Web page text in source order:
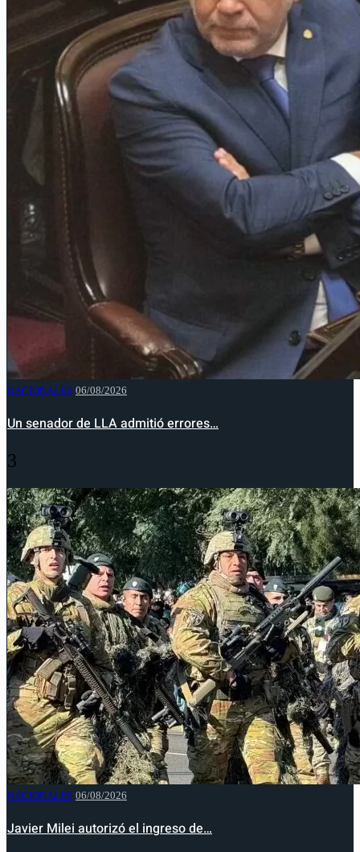
NACIONALES 06/08/2026
Un senador de LLA admitió errores…
3
NACIONALES 06/08/2026
Javier Milei autorizó el ingreso de…